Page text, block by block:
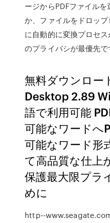
ージからPDFファイル
か、ファイルをドロッ
に自動的に変換プロセ
のプライバシが最優先で
無料ダウンロー
Desktop 2.89
語で利用可能
可能なワードへ
可能なワード形
て高品質な仕上
保護最大限プラ
めに
http--